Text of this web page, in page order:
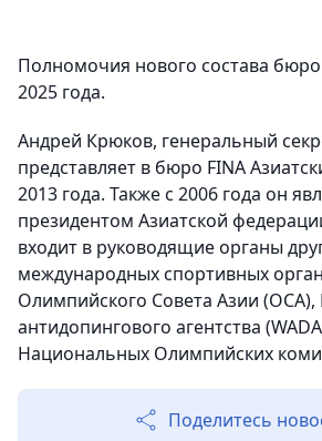
Полномочия нового состава
2025 года.
Андрей Крюков, генеральный
представляет в бюро FINA
2013 года. Также с 2006 года он
президентом Азиатской
входит в руководящие органы
международных спортивных
Олимпийского Совета Азии
антидопингового агентства
Национальных Олимпийских
Поделитесь